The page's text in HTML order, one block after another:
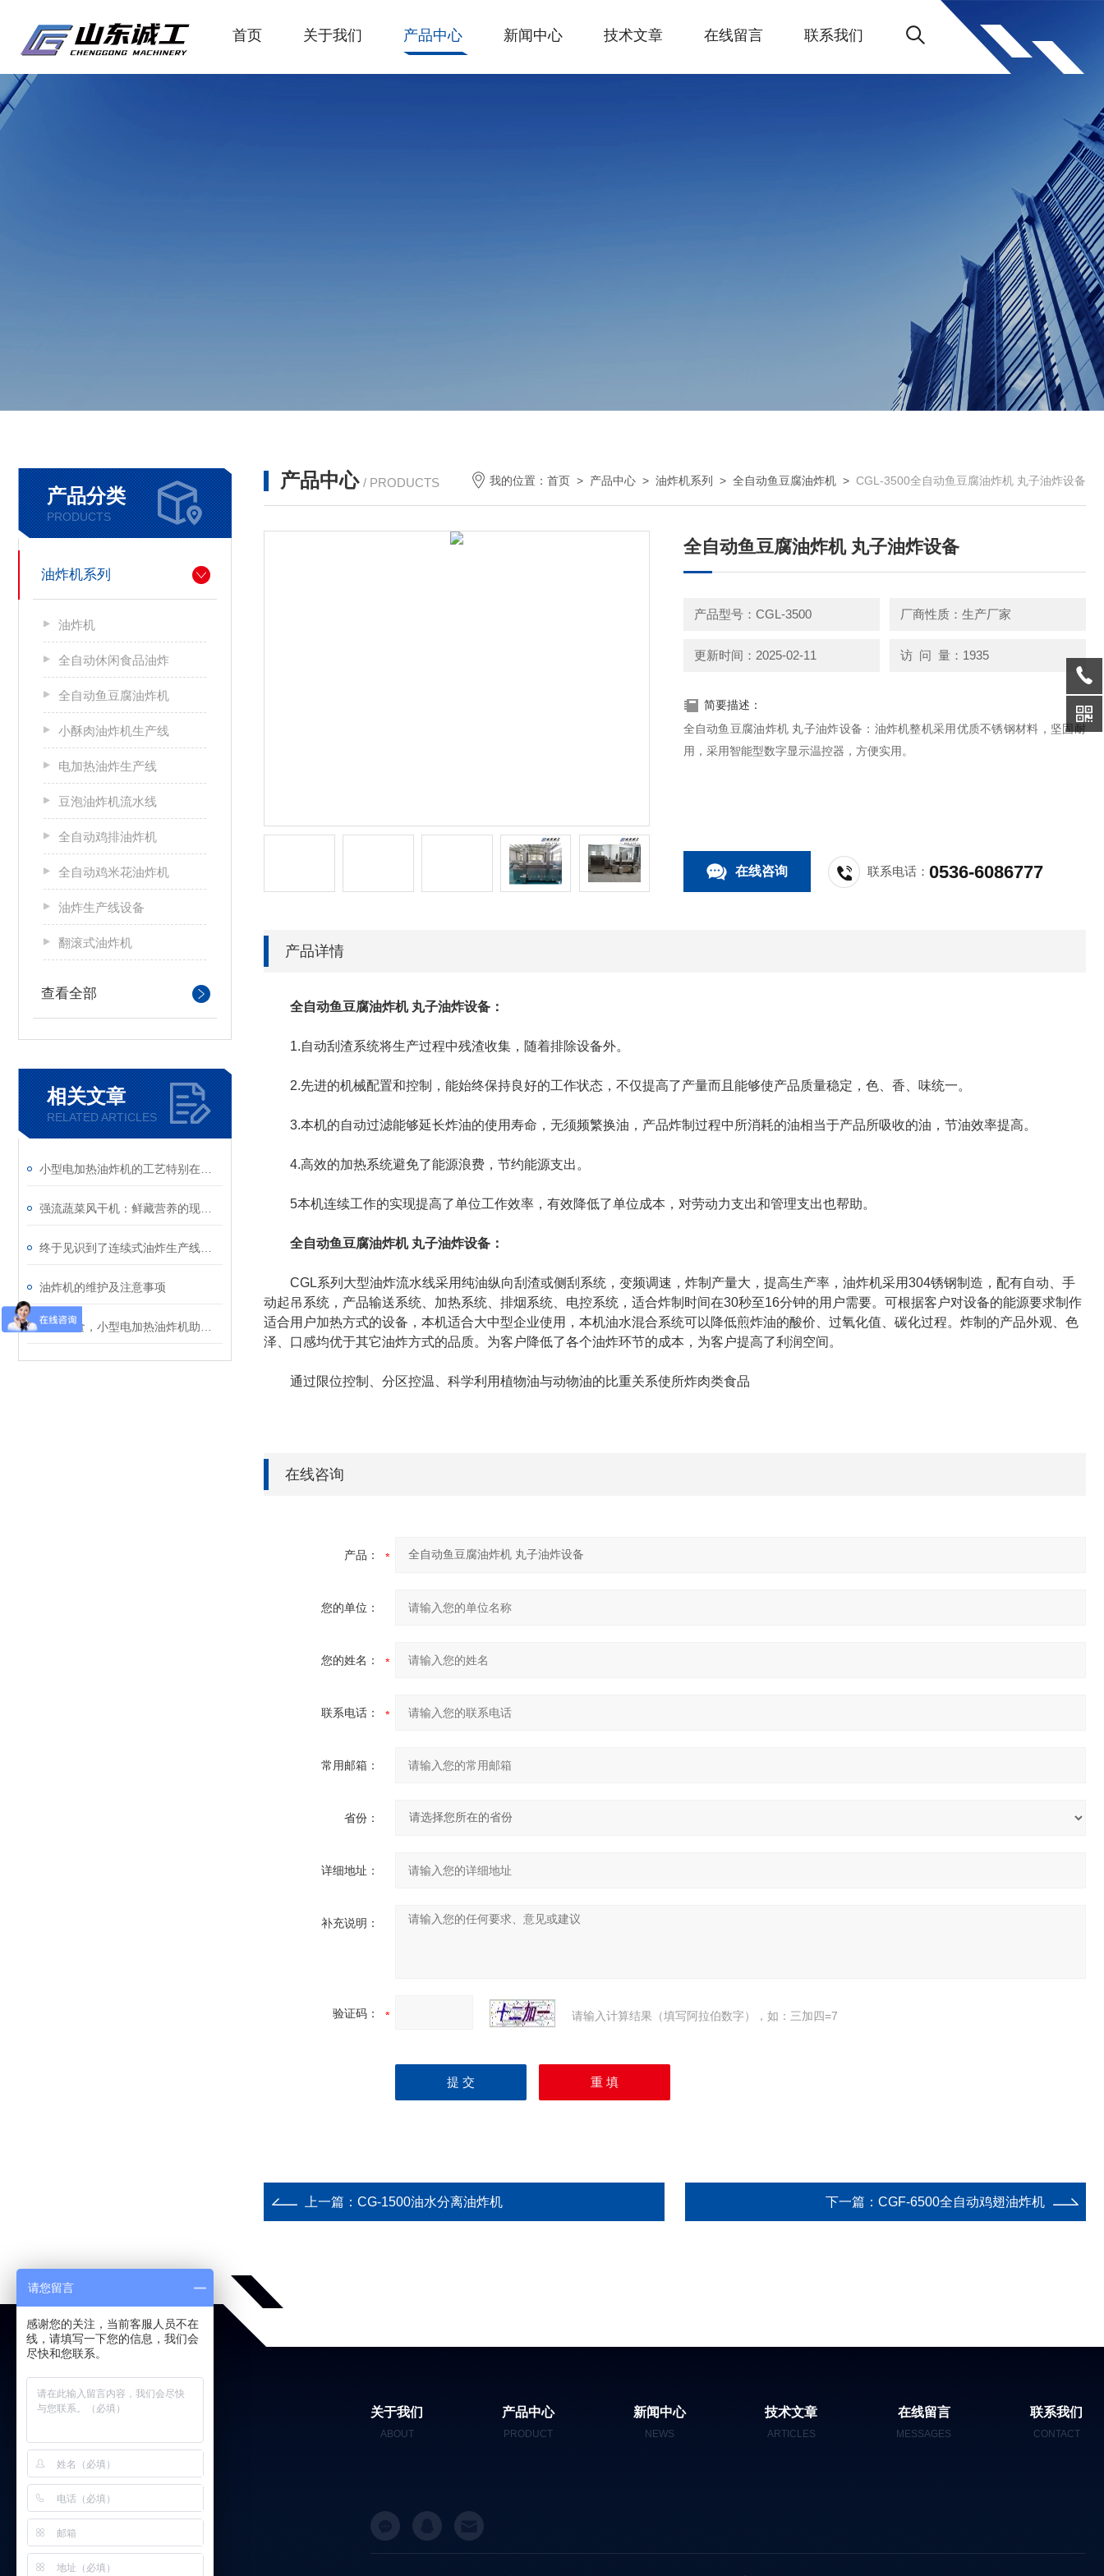
首页 关于我们 产品中心 新闻中心 技术文章 在线留言 联系我们
产品分类
PRODUCTS
油炸机系列
油炸机
全自动休闲食品油炸
全自动鱼豆腐油炸机
小酥肉油炸机生产线
电加热油炸生产线
豆泡油炸机流水线
全自动鸡排油炸机
全自动鸡米花油炸机
油炸生产线设备
翻滚式油炸机
查看全部
相关文章
RELATED ARTICLES
油炸机的维护及注意事项
产品中心 / PRODUCTS 我的位置： 首页 > 产品中心 > 油炸机系列 > 全自动鱼豆腐油炸机 > CGL-3500全自动鱼豆腐油炸机 丸子油炸设备
全自动鱼豆腐油炸机 丸子油炸设备
产品型号：CGL-3500 厂商性质：生产厂家
更新时间：2025-02-11 访 问 量：1935
简要描述：
全自动鱼豆腐油炸机 丸子油炸设备：油炸机整机采用优质不锈钢材料，坚固耐
用，采用智能型数字显示温控器，方便实用。
在线咨询 联系电话：0536-6086777
产品详情
全自动鱼豆腐油炸机 丸子油炸设备：
1.自动刮渣系统将生产过程中残渣收集，随着排除设备外。
2.先进的机械配置和控制，能始终保持良好的工作状态，不仅提高了产量而且能够使产品质量稳定，色、香、味统一。
3.本机的自动过滤能够延长炸油的使用寿命，无须频繁换油，产品炸制过程中所消耗的油相当于产品所吸收的油，节油效率提高。
4.高效的加热系统避免了能源浪费，节约能源支出。
5本机连续工作的实现提高了单位工作效率，有效降低了单位成本，对劳动力支出和管理支出也帮助。
全自动鱼豆腐油炸机 丸子油炸设备：
CGL系列大型油炸流水线采用纯油纵向刮渣或侧刮系统，变频调速，炸制产量大，提高生产率，油炸机采用304锈钢制造，配有自动、手
动起吊系统，产品输送系统、加热系统、排烟系统、电控系统，适合炸制时间在30秒至16分钟的用户需要。可根据客户对设备的能源要求制作
适合用户加热方式的设备，本机适合大中型企业使用，本机油水混合系统可以降低煎炸油的酸价、过氧化值、碳化过程。炸制的产品外观、色
泽、口感均优于其它油炸方式的品质。为客户降低了各个油炸环节的成本，为客户提高了利润空间。
通过限位控制、分区控温、科学利用植物油与动物油的比重关系使所炸肉类食品
在线咨询
产品：
您的单位：
您的姓名：
联系电话：
常用邮箱：
省份：
详细地址：
补充说明：
验证码： 请输入计算结果（填写阿拉伯数字），如：三加四=7
上一篇： CG-1500油水分离油炸机 下一篇： CGF-6500全自动鸡翅油炸机
关于我们
ABOUT
产品中心
PRODUCT
新闻中心
NEWS
技术文章
ARTICLES
在线留言
MESSAGES
联系我们
CONTACT
请您留言
感谢您的关注，当前客服人员不在
线，请填写一下您的信息，我们会
尽快和您联系。